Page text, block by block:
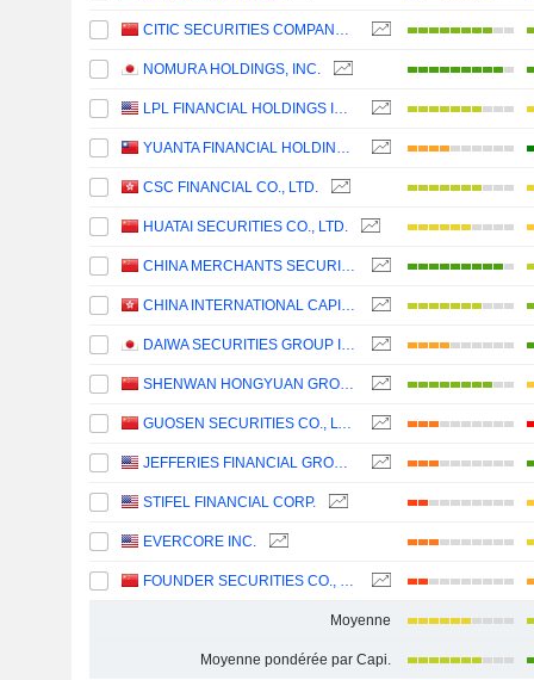
CITIC SECURITIES COMPANY LIMITED
NOMURA HOLDINGS, INC.
LPL FINANCIAL HOLDINGS INC.
YUANTA FINANCIAL HOLDING CO., LTD.
CSC FINANCIAL CO., LTD.
HUATAI SECURITIES CO., LTD.
CHINA MERCHANTS SECURITIES CO., LTD.
CHINA INTERNATIONAL CAPITAL CORPORATION LIMITED
DAIWA SECURITIES GROUP INC.
SHENWAN HONGYUAN GROUP CO., LTD.
GUOSEN SECURITIES CO., LTD.
JEFFERIES FINANCIAL GROUP INC.
STIFEL FINANCIAL CORP.
EVERCORE INC.
FOUNDER SECURITIES CO., LTD.
Moyenne
Moyenne pondérée par Capi.